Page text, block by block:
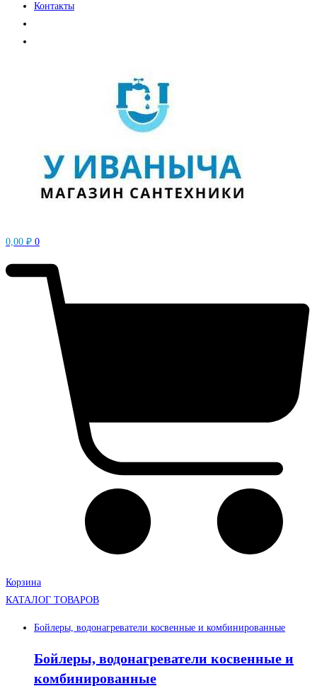
Контакты
0,00 ₽ 0
Корзина
КАТАЛОГ ТОВАРОВ
Бойлеры, водонагреватели косвенные и комбинированные
Бойлеры, водонагреватели косвенные и
комбинированные